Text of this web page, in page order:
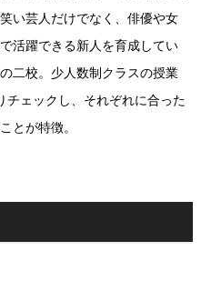
い芸人だけでなく、俳優や女
活躍できる新人を育成してい
二校。少人数制クラスの授業
チェックし、それぞれに合った
とが特徴。